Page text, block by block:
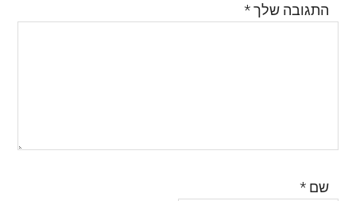
התגובה שלך*
שם*